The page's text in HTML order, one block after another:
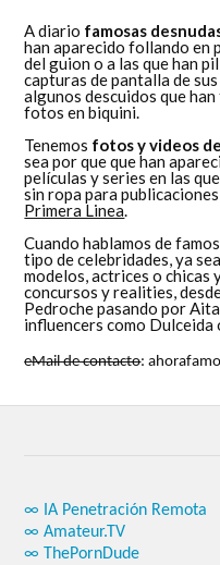
A diario famosas
han aparecido follando en
del guion o a las que han
capturas de pantalla de
algunos descuidos que
fotos en biquini.
Tenemos fotos y videos
sea por que que han
películas y series en las
sin ropa para
Primera Linea.
Cuando hablamos de
tipo de celebridades, ya
modelos, actrices o chicas
concursos y realities,
Pedroche pasando por
influencers como Dulceida
eMail de contacto:
∞ IA Penetración Remota
∞ Amateur.TV
∞ ThePornDude